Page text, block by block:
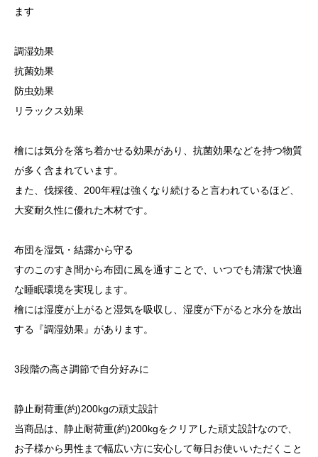
ます
調湿効果
抗菌効果
防虫効果
リラックス効果
檜には気分を落ち着かせる効果があり、抗菌効果などを持つ物質
が多く含まれています。
また、伐採後、200年程は強くなり続けると言われているほど、
大変耐久性に優れた木材です。
布団を湿気・結露から守る
すのこのすき間から布団に風を通すことで、いつでも清潔で快適
な睡眠環境を実現します。
檜には湿度が上がると湿気を吸収し、湿度が下がると水分を放出
する『調湿効果』があります。
3段階の高さ調節で自分好みに
静止耐荷重(約)200kgの頑丈設計
当商品は、静止耐荷重(約)200kgをクリアした頑丈設計なので、
お子様から男性まで幅広い方に安心して毎日お使いいただくこと